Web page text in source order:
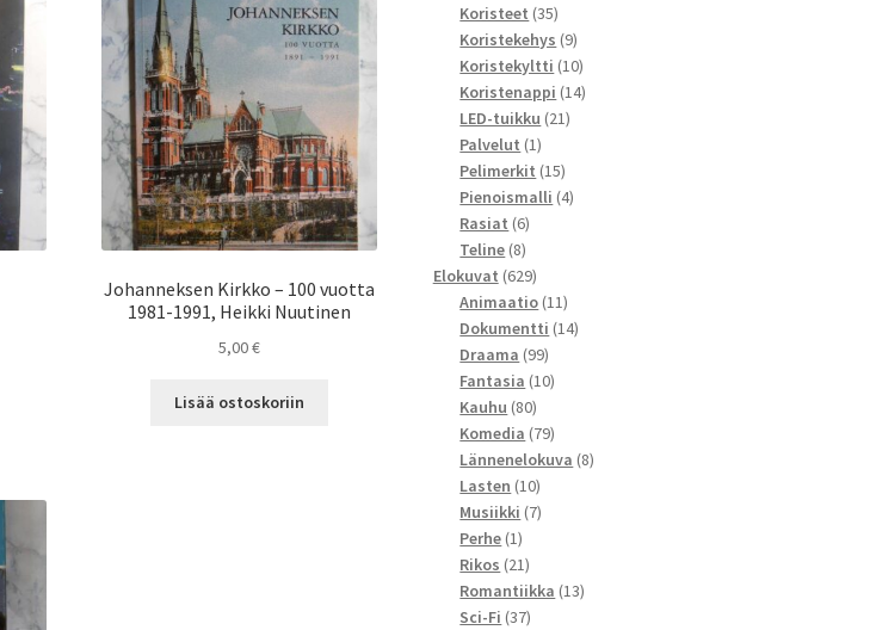
Johanneksen Kirkko – 100 vuotta
1981-1991, Heikki Nuutinen
5,00€
Lisää ostoskoriin
Koristeet 3535
tuotetta
Koristekehys 99
tuotetta
Koristekyltti 1010
tuotetta
Koristenappi 1414
LED-tuikku 2121
Palvelut 11
tuote
Pelimerkit 1515
tuotetta
Pienoismalli 44
Rasiat 66
tuotetta
Teline 88
tuotetta
Elokuvat 629629
tuotetta
Animaatio 1111
tuotetta
Dokumentti 1414
Draama 9999
tuotetta
Fantasia 1010
Kauhu 8080
tuotetta
Komedia 7979
tuotetta
Lännenelokuva 88
Lasten 1010
tuotetta
Musiikki 77
Perhe 11
tuote
Rikos 2121
tuotetta
Romantiikka 1313
Sci-Fi 3737